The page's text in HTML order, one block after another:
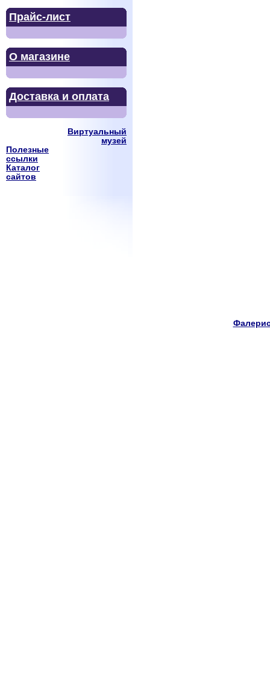
Прайс-лист
О магазине
Доставка и оплата
Виртуальный
музей
Полезные
ссылки
Каталог
сайтов